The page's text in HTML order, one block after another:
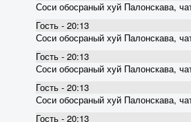
Соси обосраный хуй Палонскава,
Гость - 20:13
Соси обосраный хуй Палонскава,
Гость - 20:13
Соси обосраный хуй Палонскава,
Гость - 20:13
Соси обосраный хуй Палонскава,
Гость - 20:13